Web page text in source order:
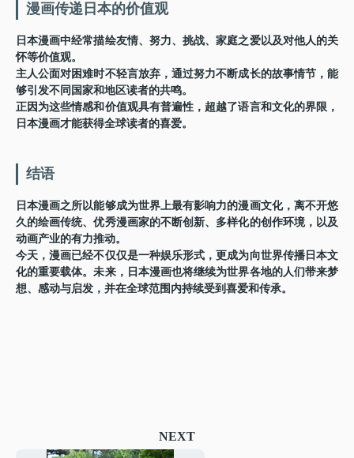
漫画传递日本的价值观
日本漫画中经常描绘友情、努力、挑战、家庭之爱以及对他人的关
怀等价值观。
主人公面对困难时不轻言放弃，通过努力不断成长的故事情节，能
够引发不同国家和地区读者的共鸣。
正因为这些情感和价值观具有普遍性，超越了语言和文化的界限，
日本漫画才能获得全球读者的喜爱。
结语
日本漫画之所以能够成为世界上最有影响力的漫画文化，离不开悠
久的绘画传统、优秀漫画家的不断创新、多样化的创作环境，以及
动画产业的有力推动。
今天，漫画已经不仅仅是一种娱乐形式，更成为向世界传播日本文
化的重要载体。未来，日本漫画也将继续为世界各地的人们带来梦
想、感动与启发，并在全球范围内持续受到喜爱和传承。
NEXT